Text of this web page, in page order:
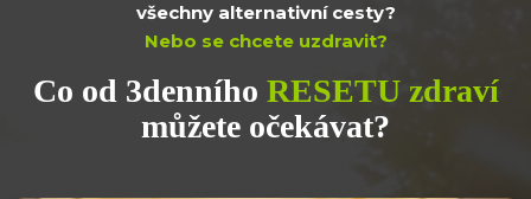
všechny alternativní cesty?
Nebo se chcete uzdravit?
Co od 3denního RESETU zdraví
můžete očekávat?